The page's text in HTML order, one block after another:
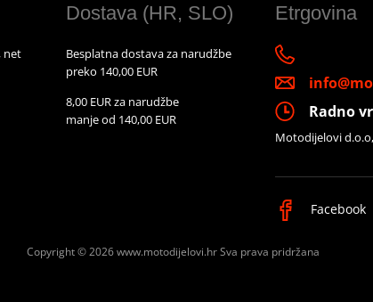
net
Dostava (HR, SLO)
Besplatna dostava za narudžbe
preko 140,00 EUR
8,00 EUR za narudžbe
manje od 140,00 EUR
Etrgovina
Radno
Motodijelovi
Facebook
Copyright © 2026 www.motodijelovi.hrSva prava pridržana